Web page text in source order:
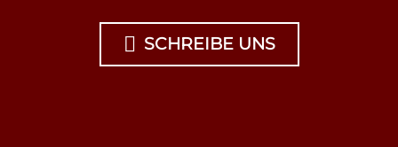
 SCHREIBE UNS